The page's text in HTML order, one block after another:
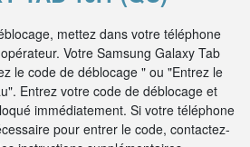
mettez dans votre téléphone
Votre Samsung Galaxy Tab
le code de déblocage " ou "Entrez le
Entrez votre code de déblocage et
immédiatement. Si votre téléphone
pour entrer le code, contactez-